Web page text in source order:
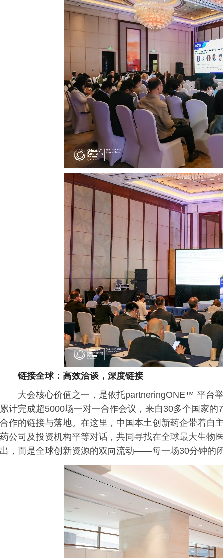
链接全球：高效洽谈，深度链接
大会核心价值之一，是依托partneringONE™ 平台
累计完成超5000场一对一合作会议，来自30多个国家
合作的链接与落地。在这里，中国本土创新药企带着自
药公司及投资机构平等对话，共同寻找在全球最大生物
出，而是全球创新资源的双向流动——每一场30分钟的